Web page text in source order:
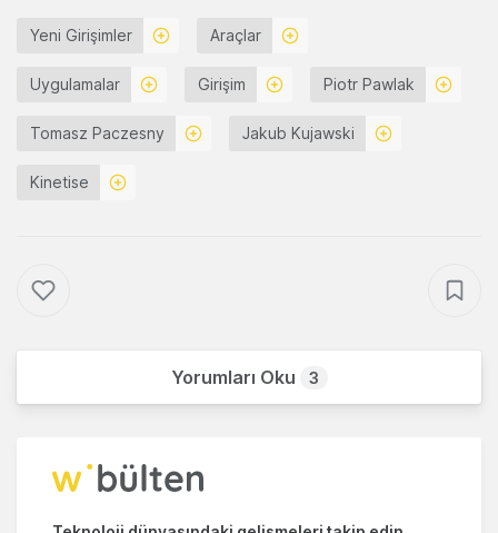
Yeni Girişimler Araçlar
Uygulamalar Girişim Piotr Pawlak
Tomasz Paczesny Jakub Kujawski
Kinetise
Yorumları Oku 3